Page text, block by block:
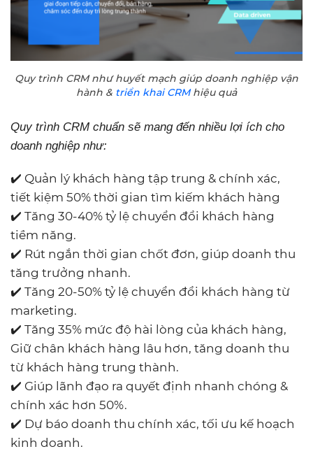
Quy trình CRM như huyết mạch giúp doanh nghiệp vận
hành & triển khai CRMhiệu quả
Quy trình CRM chuẩn sẽ mang đến nhiều lợi ích cho
doanh nghiệp như:
✔️ Quản lý khách hàng tập trung & chính xác,
tiết kiệm 50% thời gian tìm kiếm khách hàng
✔️ Tăng 30-40% tỷ lệ chuyển đổi khách hàng
tiềm năng.
✔️ Rút ngắn thời gian chốt đơn, giúp doanh thu
tăng trưởng nhanh.
✔️ Tăng 20-50% tỷ lệ chuyển đổi khách hàng từ
marketing.
✔️ Tăng 35% mức độ hài lòng của khách hàng,
Giữ chân khách hàng lâu hơn, tăng doanh thu
từ khách hàng trung thành.
✔️ Giúp lãnh đạo ra quyết định nhanh chóng &
chính xác hơn 50%.
✔️ Dự báo doanh thu chính xác, tối ưu kế hoạch
kinh doanh.